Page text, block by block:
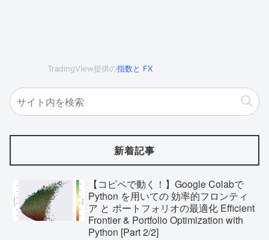
TradingView提供の指数と FX
新着記事
【コピペで動く！】Google Colabで
Python を用いての 効率的フロンティ
ア と ポートフォリオの最適化 Efficient
Frontier & Portfolio Optimization with
Python [Part 2/2]